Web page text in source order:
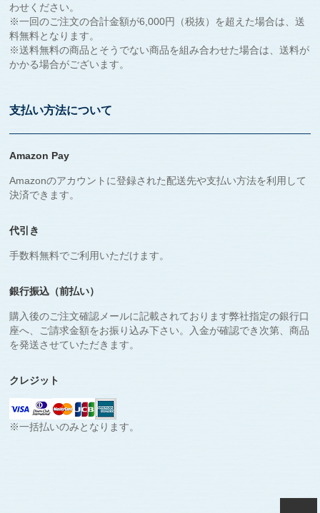
わせください。
※一回のご注文の合計金額が6,000円（税抜）を超えた場合は、送
料無料となります。
※送料無料の商品とそうでない商品を組み合わせた場合は、送料が
かかる場合がございます。
支払い方法について
Amazon Pay
Amazonのアカウントに登録された配送先や支払い方法を利用して
決済できます。
代引き
手数料無料でご利用いただけます。
銀行振込（前払い）
購入後のご注文確認メールに記載されております弊社指定の銀行口
座へ、ご請求金額をお振り込み下さい。入金が確認でき次第、商品
を発送させていただきます。
クレジット
※一括払いのみとなります。